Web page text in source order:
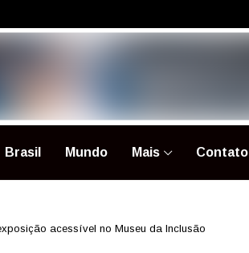
Brasil Mundo Mais Contato
acessível no Museu da Inclusão